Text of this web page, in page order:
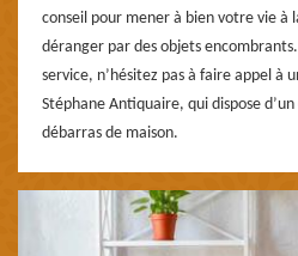
conseil pour mener à bien votre vie à
déranger par des objets
service, n’hésitez pas à faire appel à
Stéphane Antiquaire, qui dispose
débarras de maison.